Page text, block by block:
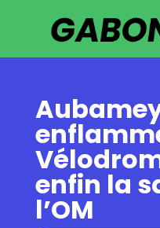
enfin la
l’OM